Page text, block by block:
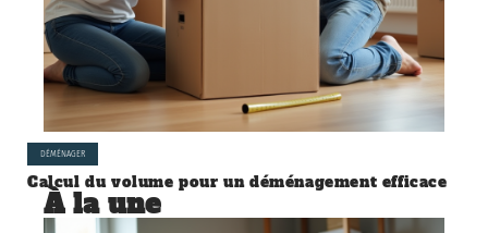
DÉMÉNAGER
Calcul du volume pour un déménagement efficace
À la une